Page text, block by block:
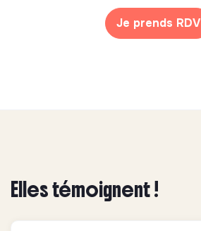
Je prends RDV
Elles témoignent !